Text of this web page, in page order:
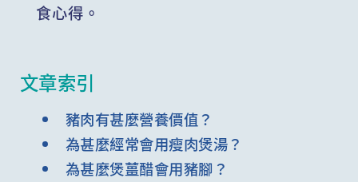
食心得。
文章索引
豬肉有甚麼營養價值？
為甚麼經常會用瘦肉煲湯？
為甚麼煲薑醋會用豬腳？